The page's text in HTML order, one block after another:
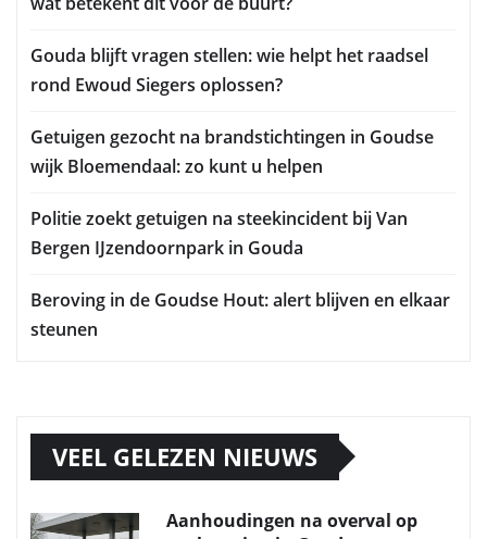
Gouda blijft vragen stellen: wie helpt het raadsel
rond Ewoud Siegers oplossen?
Getuigen gezocht na brandstichtingen in Goudse
wijk Bloemendaal: zo kunt u helpen
Politie zoekt getuigen na steekincident bij Van
Bergen IJzendoornpark in Gouda
Beroving in de Goudse Hout: alert blijven en elkaar
steunen
VEEL GELEZEN NIEUWS
Aanhoudingen na overval op